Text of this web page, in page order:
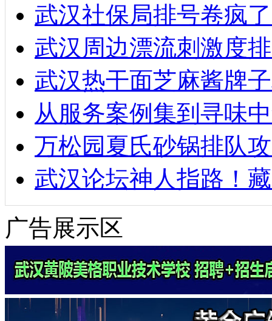
武汉社保局排号卷疯
武汉周边漂流刺激度
武汉热干面芝麻酱牌
从服务案例集到寻味
万松园夏氏砂锅排队
武汉论坛神人指路！
广告展示区